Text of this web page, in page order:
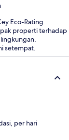
Eco-Rating
properti terhadap
setempat.
per hari